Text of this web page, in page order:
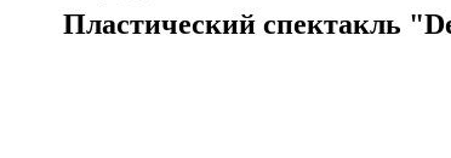
Пластический спектакль